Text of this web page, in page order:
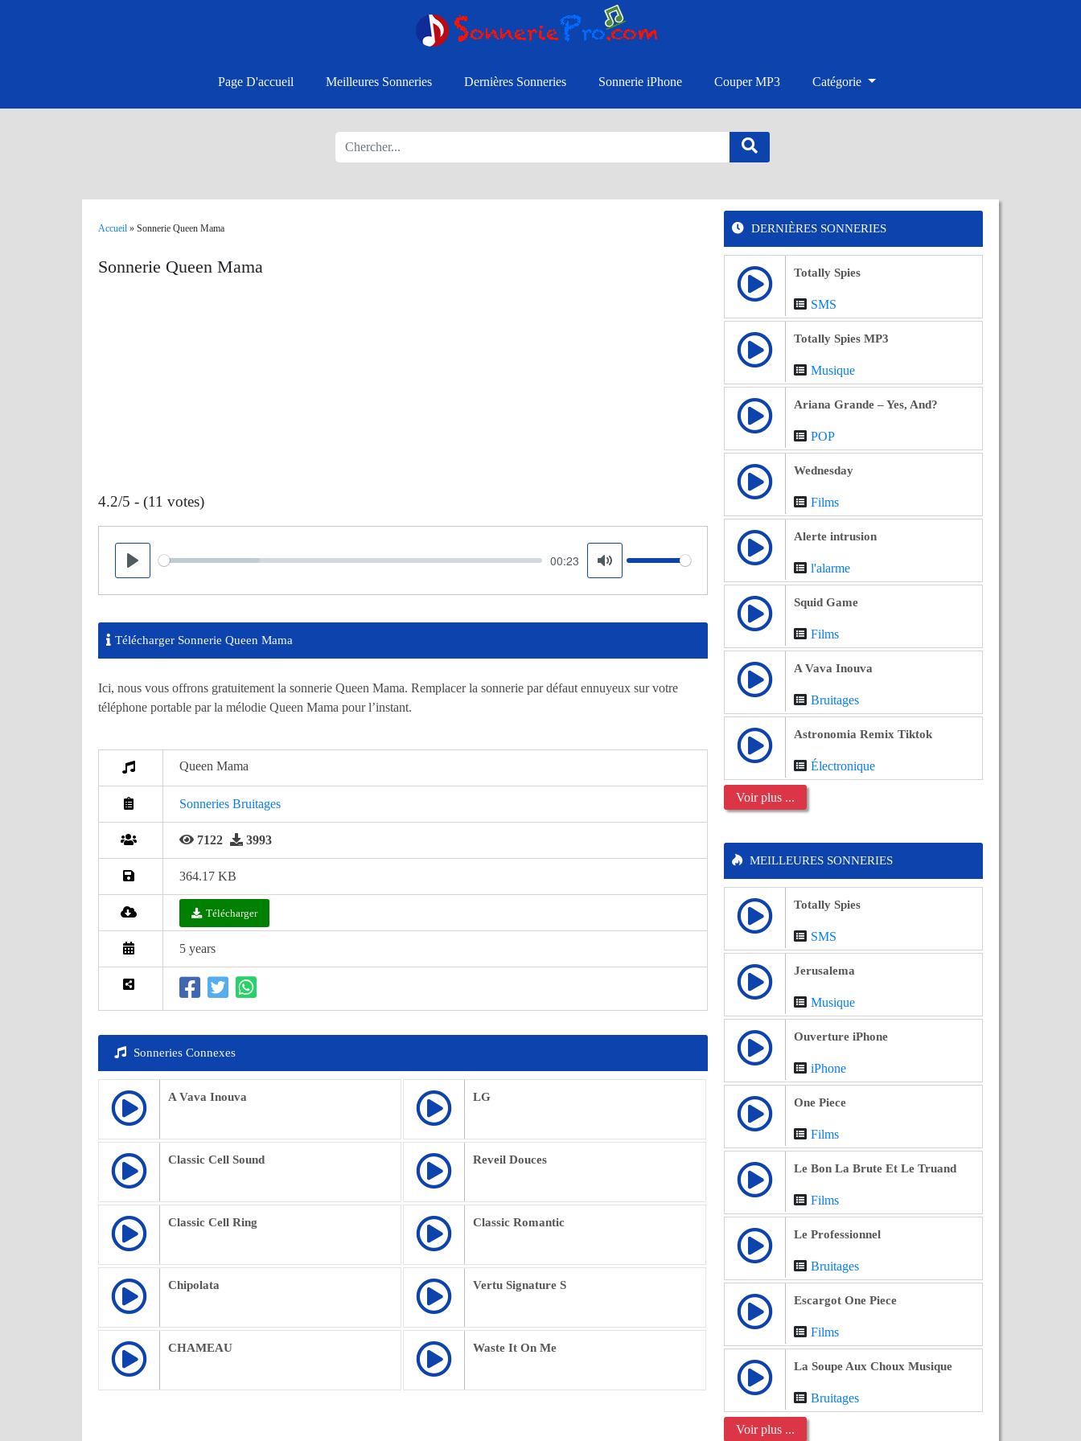
Page D'accueil Meilleures Sonneries Dernières Sonneries Sonnerie iPhone Couper MP3 Catégorie
Accueil » Sonnerie Queen Mama
Sonnerie Queen Mama
4.2/5 - (11 votes)
Play
Seek 00:23
Mute
Volume
Télécharger Sonnerie Queen Mama
Ici, nous vous offrons gratuitement la sonnerie Queen Mama. Remplacer la sonnerie par défaut ennuyeux sur votre
téléphone portable par la mélodie Queen Mama pour l’instant.
Queen Mama
Sonneries Bruitages
7122 3993
364.17 KB
Télécharger
5 years
Sonneries Connexes
A Vava Inouva LG
Classic Cell Sound Reveil Douces
Classic Cell Ring Classic Romantic
Chipolata Vertu Signature S
CHAMEAU Waste It On Me
DERNIÈRES SONNERIES
Totally Spies
SMS
Totally Spies MP3
Musique
Ariana Grande – Yes, And?
POP
Wednesday
Films
Alerte intrusion
l'alarme
Squid Game
Films
A Vava Inouva
Bruitages
Astronomia Remix Tiktok
Électronique
Voir plus ...
MEILLEURES SONNERIES
Totally Spies
SMS
Jerusalema
Musique
Ouverture iPhone
iPhone
One Piece
Films
Le Bon La Brute Et Le Truand
Films
Le Professionnel
Bruitages
Escargot One Piece
Films
La Soupe Aux Choux Musique
Bruitages
Voir plus ...